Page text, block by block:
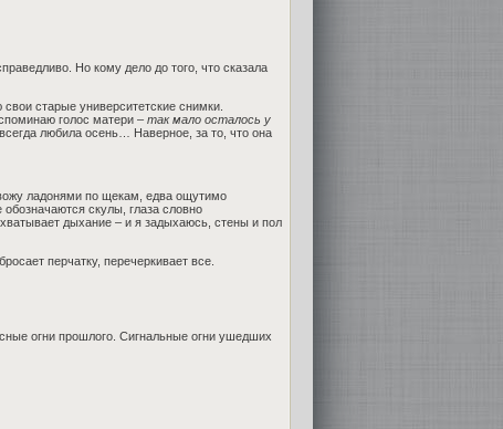
Но кому дело до того, что сказала
старые университетские снимки.
голос матери – так мало осталось у
любила осень… Наверное, за то, что она
ладонями по щекам, едва ощутимо
скулы, глаза словно
дыхание – и я задыхаюсь, стены и пол
перчатку, перечеркивает все.
огни прошлого. Сигнальные огни ушедших